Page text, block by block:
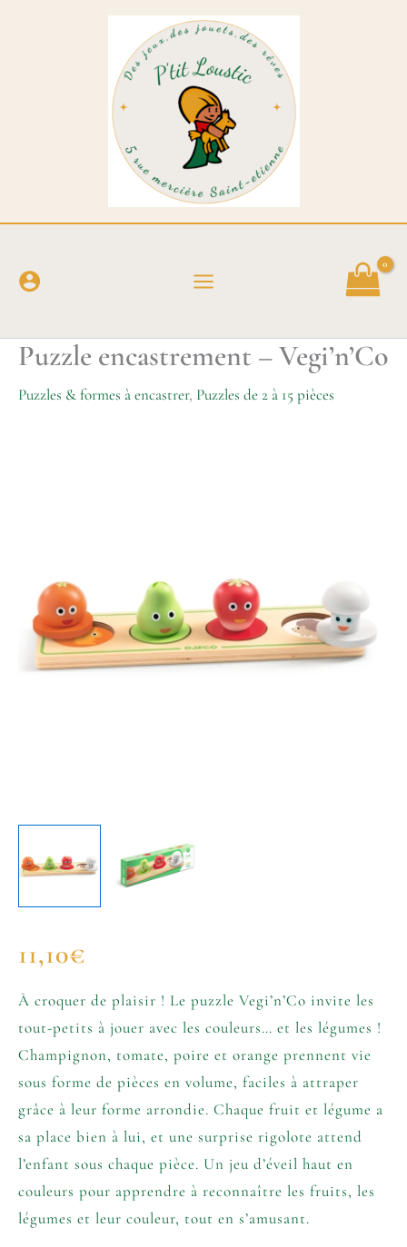
Puzzle encastrement – Vegi’n’Co
Puzzles & formes à encastrer, Puzzles de 2 à 15 pièces
11,10€
À croquer de plaisir ! Le puzzle Vegi’n’Co invite les
tout-petits à jouer avec les couleurs… et les légumes !
Champignon, tomate, poire et orange prennent vie
sous forme de pièces en volume, faciles à attraper
grâce à leur forme arrondie. Chaque fruit et légume a
sa place bien à lui, et une surprise rigolote attend
l’enfant sous chaque pièce. Un jeu d’éveil haut en
couleurs pour apprendre à reconnaître les fruits, les
légumes et leur couleur, tout en s’amusant.